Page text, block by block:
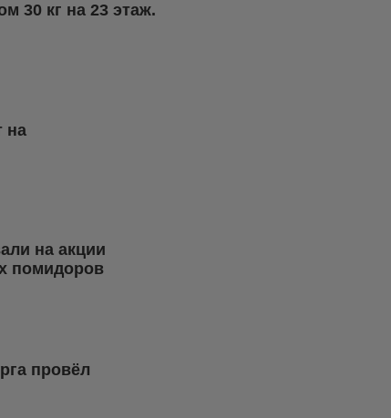
30 кг на 23 этаж.
на
на акции
помидоров
провёл